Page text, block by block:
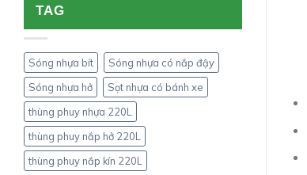
khác
nhau
như
thế
TAG
Sóng nhựa bít
Sóng nhựa có nắp đậy
Sóng nhựa hở
Sọt nhựa có bánh xe
thùng phuy nhựa 220L
thùng phuy nắp hở 220L
thùng phuy nắp kín 220L